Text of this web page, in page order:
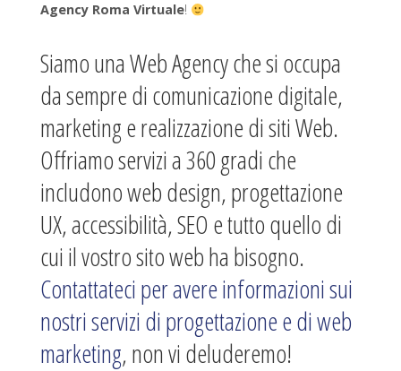
Agency Roma Virtuale!
Siamo una Web Agency che si occupa
da sempre di comunicazione digitale,
marketing e realizzazione di siti Web.
Offriamo servizi a 360 gradi che
includono web design, progettazione
UX, accessibilità, SEO e tutto quello di
cui il vostro sito web ha bisogno.
Contattateci per avere informazioni sui
nostri servizi di progettazione e di web
marketing, non vi deluderemo!